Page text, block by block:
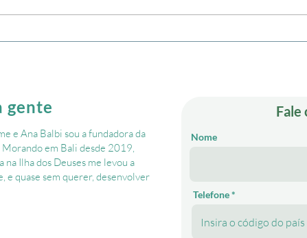
gente
e Ana Balbi sou a fundadora da
em Bali desde 2019,
na Ilha dos Deuses me levou a
e quase sem querer, desenvolver
Fale
Nome
Telefone *